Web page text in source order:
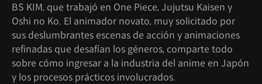
BS KIM, que trabajó en One Piece, Jujutsu Kaisen y
Oshi no Ko. El animador novato, muy solicitado por
sus deslumbrantes escenas de acción y animaciones
refinadas que desafían los géneros, comparte todo
sobre cómo ingresar a la industria del anime en Japón
y los procesos prácticos involucrados.